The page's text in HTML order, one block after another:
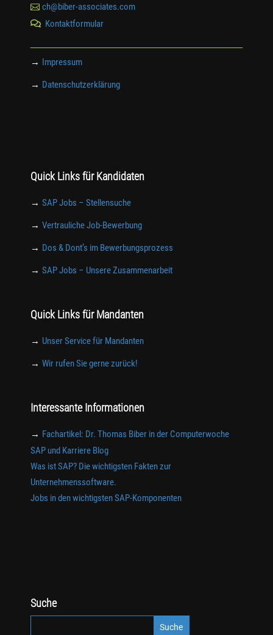
 ch@biber-associates.com
 Kontaktformular
→ Impressum
→ Datenschutzerklärung
Quick Links für Kandidaten
→ SAP Jobs – Stellensuche
→ Vertrauliche Job-Bewerbung
→ Dos & Dont’s im Bewerbungsprozess
→ SAP Jobs – Unsere Zusammenarbeit
Quick Links für Mandanten
→ Unser Service für Mandanten
→ Wir rufen Sie gerne zurück!
Interessante Informationen
→ Fachartikel: Dr. Thomas Biber in der Computerwoche
SAP und Karriere Blog
Was ist SAP? Die wichtigsten Fakten zur
Unternehmenssoftware.
Jobs in den wichtigsten SAP-Komponenten
Suche